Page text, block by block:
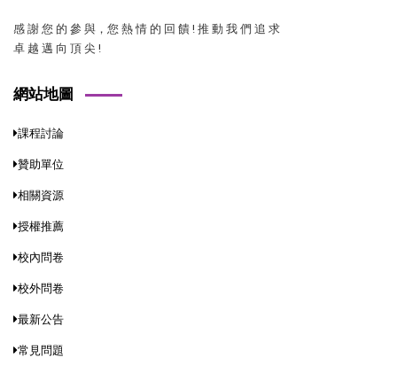
感 謝 您 的 參 與，您 熱 情 的 回 饋 ! 推 動 我 們 追 求
卓 越 邁 向 頂 尖 !
網站地圖
課程討論
贊助單位
相關資源
授權推薦
校內問卷
校外問卷
最新公告
常見問題